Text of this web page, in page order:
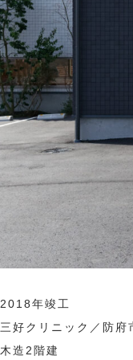
2018年竣工
三好クリニック／防府
木造2階建